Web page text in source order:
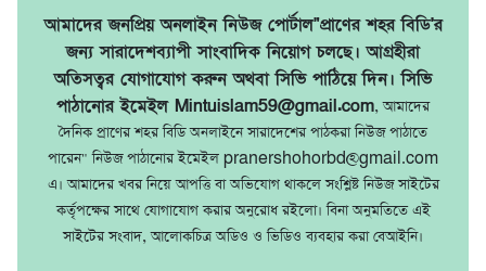
আমাদের জনপ্রিয় অনলাইন নিউজ পোর্টাল"প্রাণের শহর বিডি'র
জন্য সারাদেশব্যাপী সাংবাদিক নিয়োগ চলছে। আগ্রহীরা
অতিসত্বর যোগাযোগ করুন অথবা সিভি পাঠিয়ে দিন। সিভি
পাঠানোর ইমেইল Mintuislam59@gmail.com, আমাদের
দৈনিক প্রাণের শহর বিডি অনলাইনে সারাদেশের পাঠকরা নিউজ পাঠাতে
পারেন" নিউজ পাঠানোর ইমেইল pranershohorbd@gmail.com
এ। আমাদের খবর নিয়ে আপত্তি বা অভিযোগ থাকলে সংশ্লিষ্ট নিউজ সাইটের
কর্তৃপক্ষের সাথে যোগাযোগ করার অনুরোধ রইলো। বিনা অনুমতিতে এই
সাইটের সংবাদ, আলোকচিত্র অডিও ও ভিডিও ব্যবহার করা বেআইনি।